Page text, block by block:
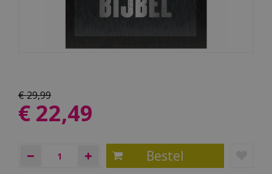
€29,99
€ 22,49